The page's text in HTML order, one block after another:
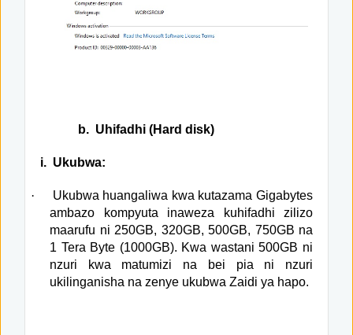
b. Uhifadhi (Hard disk)
i. Ukubwa:
·
Ukubwa huangaliwa kwa kutazama Gigabytes
ambazo kompyuta inaweza kuhifadhi zilizo
maarufu ni 250GB, 320GB, 500GB, 750GB na
1 Tera Byte (1000GB). Kwa wastani 500GB ni
nzuri kwa matumizi na bei pia ni nzuri
ukilinganisha na zenye ukubwa Zaidi ya hapo.